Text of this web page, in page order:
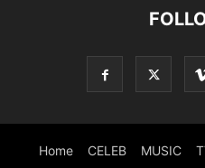
Home CELEB MUSIC